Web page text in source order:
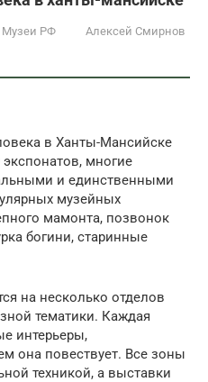
Музеи РФ Алексей Смирнов
в Ханты-Мансийске
многие
и единственными
музейных
мамонта, позвонок
богини, старинные
на несколько отделов
тематики. Каждая
интерьеры,
она повествует. Все зоны
техникой, а выставки